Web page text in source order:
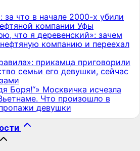
за что в начале 2000-х убили
компании Уфы
что я деревенский»: зачем
компанию и переехал
прикамца приговорили
семьи его девушки, сейчас
Боря!“» Москвичка исчезла
Что произошло в
девушки